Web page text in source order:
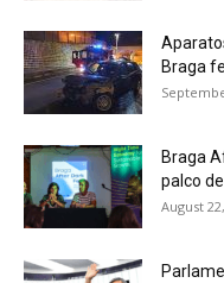
Braga
Braga
palco
August